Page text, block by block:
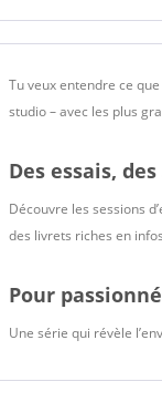
Tu veux entendre ce
studio – avec les plus
Des essais,
Découvre les sessions
des livrets riches en
Pour
Une série qui révèle